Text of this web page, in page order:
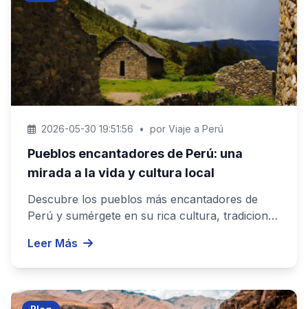
2026-05-30 19:51:56 • por Viaje a Perú
Pueblos encantadores de Perú: una
mirada a la vida y cultura local
Descubre los pueblos más encantadores de
Perú y sumérgete en su rica cultura, tradiciones
Leer Más